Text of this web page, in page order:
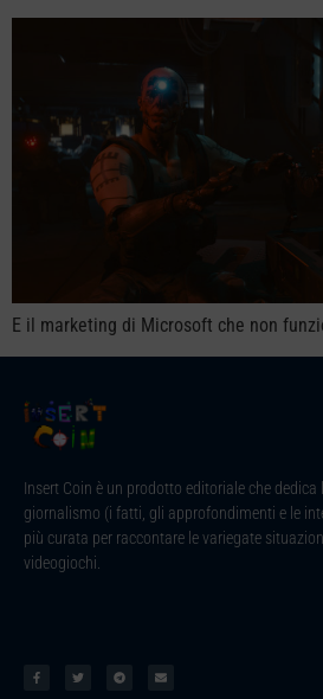
E il marketing di Microsoft che non
Insert Coin è un prodotto editoriale che dedica
giornalismo (i fatti, gli approfondimenti e le
più curata per raccontare le variegate
videogiochi.